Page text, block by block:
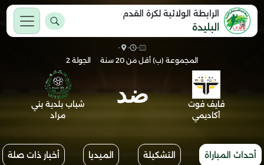
الرابطة الولائية لكرة القدم
البليدة
-
-
-
المجموعة (ب) أقل من 20 سنة
الجولة 2
فايف فوت
أكاديمي
ضد
شباب بلدية بني
مراد
أحداث المباراة التشكيلة الميديا أخبار ذات صلة